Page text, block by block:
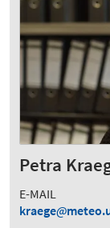
Petra
E-MAIL
kraege